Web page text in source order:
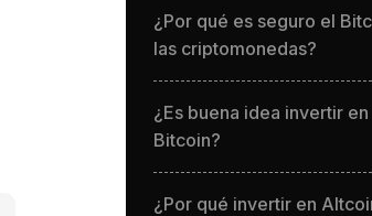
¿Por qué es seguro el
las criptomonedas?
¿Es buena idea invertir en
Bitcoin?
¿Por qué invertir en